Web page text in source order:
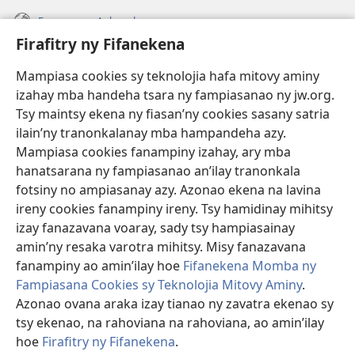
Firafitry ny Fifanekena
Mampiasa cookies sy teknolojia hafa mitovy aminy
izahay mba handeha tsara ny fampiasanao ny jw.org.
Tsy maintsy ekena ny fiasan’ny cookies sasany satria
ilain’ny tranonkalanay mba hampandeha azy.
Mampiasa cookies fanampiny izahay, ary mba
hanatsarana ny fampiasanao an’ilay tranonkala
fotsiny no ampiasanay azy. Azonao ekena na lavina
ireny cookies fanampiny ireny. Tsy hamidinay mihitsy
izay fanazavana voaray, sady tsy hampiasainay
amin’ny resaka varotra mihitsy. Misy fanazavana
fanampiny ao amin’ilay hoe Fifanekena Momba ny
Fampiasana Cookies sy Teknolojia Mitovy Aminy.
Azonao ovana araka izay tianao ny zavatra ekenao sy
tsy ekenao, na rahoviana na rahoviana, ao amin’ilay
hoe Firafitry ny Fifanekena.
Fanazavana Ankapobeny
Fanampiana
Fanomezana
(manokatra
rohy)
FITEHIRIZAM-BOKIN’NY Vavolombelon’i Jehovah
(manokatra
rohy)
JW Hub
(manokatra
rohy)
JW Library
Watchtower Library ®
Copyright© 2026 Watch Tower Bible and Tract Society of Pennsylvania.
FIFANEKENA| FIFANEKENA MOMBA NY TSIAMBARATELO
NY FIFANEKENA